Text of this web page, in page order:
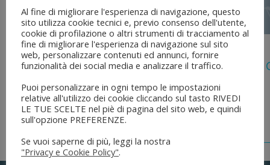
5 Agosto 2026
Legge 28 Luglio 2026 N. 137 “delega
Al fine di migliorare l'esperienza di navigazione, questo
sito utilizza cookie tecnici e, previo consenso dell'utente,
cookie di profilazione o altri strumenti di tracciamento al
fine di migliorare l'esperienza di navigazione sul sito
web, personalizzare contenuti ed annunci, fornire
funzionalità dei social media e analizzare il traffico.
Puoi personalizzare in ogni tempo le impostazioni
relative all'utilizzo dei cookie cliccando sul tasto RIVEDI
LE TUE SCELTE nel piè di pagina del sito web, e quindi
sull'opzione PREFERENZE.
Se vuoi saperne di più, leggi la nostra
"Privacy e Cookie Policy".